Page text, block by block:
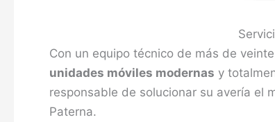
Con un equipo técnico de más de
unidades móviles modernas y
responsable de solucionar su avería el
Paterna.